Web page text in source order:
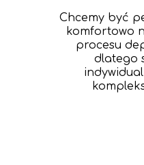
Chcemy być
komfortowo
procesu
dlatego